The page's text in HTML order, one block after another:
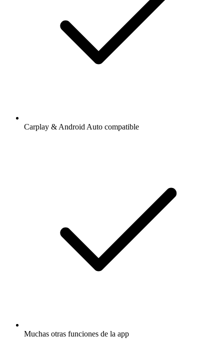
Carplay & Android Auto compatible
Muchas otras funciones de la app